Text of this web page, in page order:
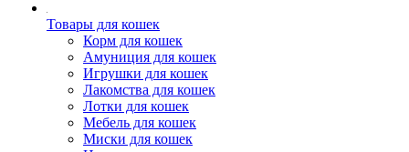
Товары для кошек
Корм для кошек
Амуниция для кошек
Игрушки для кошек
Лакомства для кошек
Лотки для кошек
Мебель для кошек
Миски для кошек